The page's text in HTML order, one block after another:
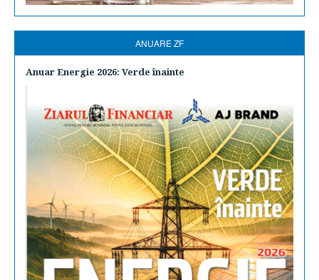
ANUARE ZF
Anuar Energie 2026: Verde înainte